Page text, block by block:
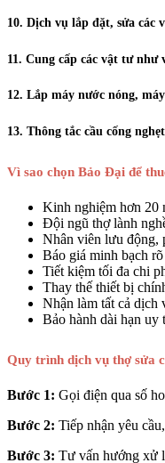
10. Dịch vụ lắp đặt, sửa các
11. Cung cấp các vật tư
12. Lắp máy nước nóng,
13. Thông tắc cầu cống
Vì sao chọn Bảo Đại để
Kinh nghiệm hơn 20
Đội ngũ thợ lành
Nhân viên lưu động,
Báo giá minh bạch
Tiết kiệm tối đa chi
Thay thế thiết bị
Nhận làm tất cả dịch
Bảo hành dài hạn uy
Quy trình dịch vụ thợ sửa
Bước 1: Gọi điện qua số
Bước 2: Tiếp nhận yêu
Bước 3: Tư vấn hướng xử